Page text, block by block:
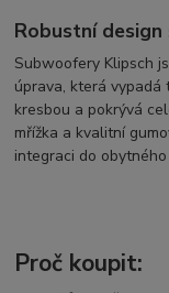
Robustní
Subwoofery Klipsch
úprava, která vypadá
kresbou a pokrývá
mřížka a kvalitní
integraci do
Proč koupit: